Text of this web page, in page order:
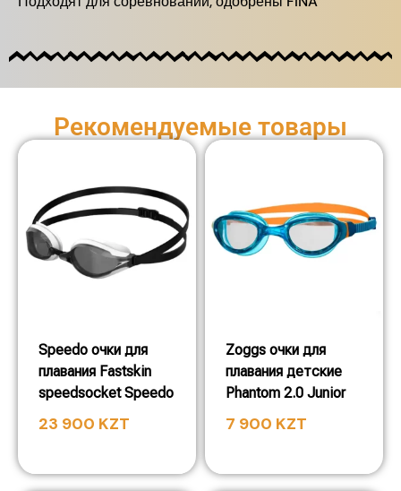
Рекомендуемые товары
Speedo очки для
плавания Fastskin
speedsocket Speedo
23 900 KZT
Zoggs очки для
плавания детские
Phantom 2.0 Junior
7 900 KZT